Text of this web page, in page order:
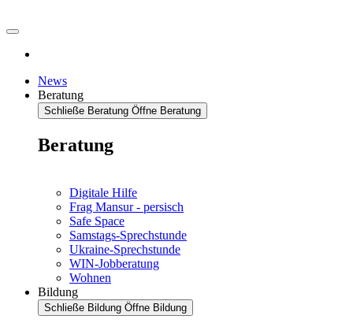
News
Beratung
Schließe Beratung Öffne Beratung
Beratung
Digitale Hilfe
Frag Mansur - persisch
Safe Space
Samstags-Sprechstunde
Ukraine-Sprechstunde
WIN-Jobberatung
Wohnen
Bildung
Schließe Bildung Öffne Bildung